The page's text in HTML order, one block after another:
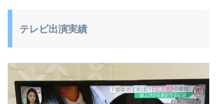
テレビ出演実績